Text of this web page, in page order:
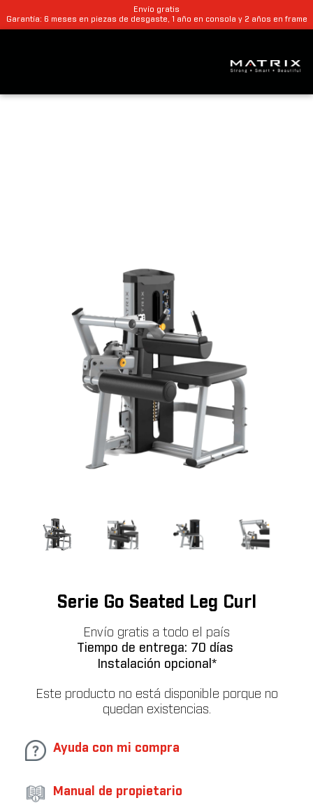
Envío gratis
Garantía: 6 meses en piezas de desgaste, 1 año en consola y 2 años en frame
Serie Go Seated Leg Curl
Envío gratis a todo el país
Tiempo de entrega: 70 días
Instalación opcional*
Este producto no está disponible porque no
quedan existencias.
Ayuda con mi compra
Manual de propietario